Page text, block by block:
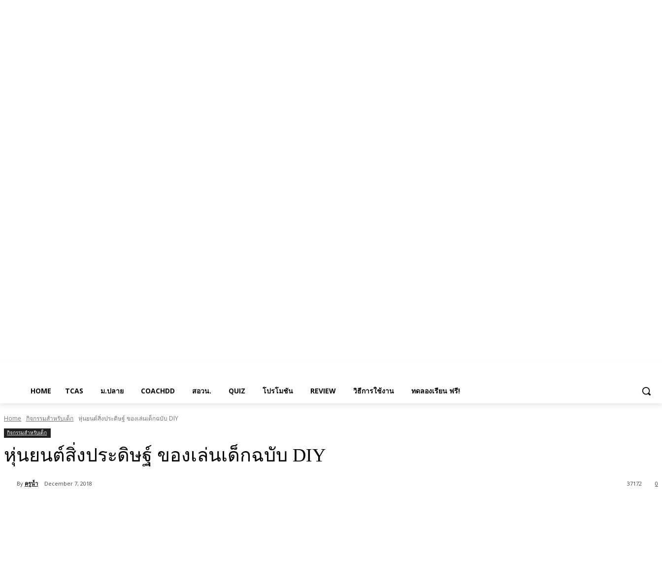
HOME TCAS ม.ปลาย COACHDD สอวน. QUIZ โปรโมชัน REVIEW วิธีการใช้งาน ทดลองเรียน ฟรี!
Home กิจกรรมสำหรับเด็ก หุ่นยนต์สิ่งประดิษฐ์ ของเล่นเด็กฉบับ DIY
กิจกรรมสำหรับเด็ก
หุ่นยนต์สิ่งประดิษฐ์ ของเล่นเด็กฉบับ DIY
By ครูน้ำ December 7, 2018 0
37172